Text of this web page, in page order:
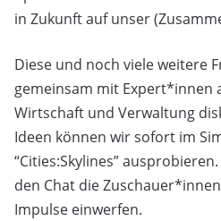
in Zukunft auf unser
Diese und noch viele weitere
gemeinsam mit Expert*innen
Wirtschaft und Verwaltung
Ideen können wir sofort im
“Cities:Skylines”
den Chat die
Impulse einwerfen.